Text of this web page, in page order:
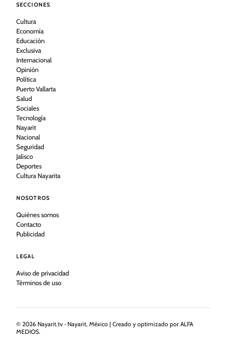
SECCIONES
Cultura
Economía
Educación
Exclusiva
Internacional
Opinión
Política
Puerto Vallarta
Salud
Sociales
Tecnología
Nayarit
Nacional
Seguridad
Jalisco
Deportes
Cultura Nayarita
NOSOTROS
Quiénes somos
Contacto
Publicidad
LEGAL
Aviso de privacidad
Términos de uso
© 2026 Nayarit.tv · Nayarit, México | Creado y optimizado por ALFA
MEDIOS.